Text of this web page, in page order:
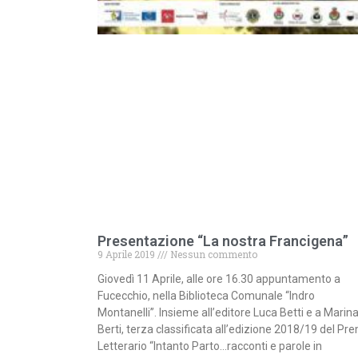
Presentazione “La nostra Francigena”
9 Aprile 2019
Nessun commento
Giovedì 11 Aprile, alle ore 16.30 appuntamento a
Fucecchio, nella Biblioteca Comunale “Indro
Montanelli”. Insieme all’editore Luca Betti e a Marina
Berti, terza classificata all’edizione 2018/19 del
Letterario “Intanto Parto…racconti e parole in